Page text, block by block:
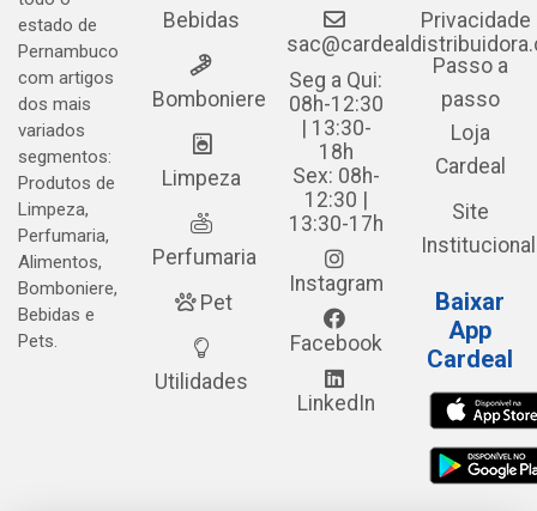
estado de
Pernambuco
com artigos
dos mais
variados
segmentos:
Produtos de
Limpeza,
Perfumaria,
Alimentos,
Bomboniere,
Bebidas e
Pets.
Bebidas
Bomboniere
Limpeza
Perfumaria
Pet
Utilidades
Seg a Qui:
08h-12:30
| 13:30-
18h
Sex: 08h-
12:30 |
13:30-17h
Instagram
Facebook
LinkedIn
Privacidade
Passo a
passo
Loja
Cardeal
Site
Institucional
Baixar
App
Cardeal